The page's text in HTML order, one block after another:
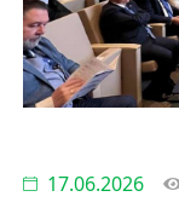
17.06.2026